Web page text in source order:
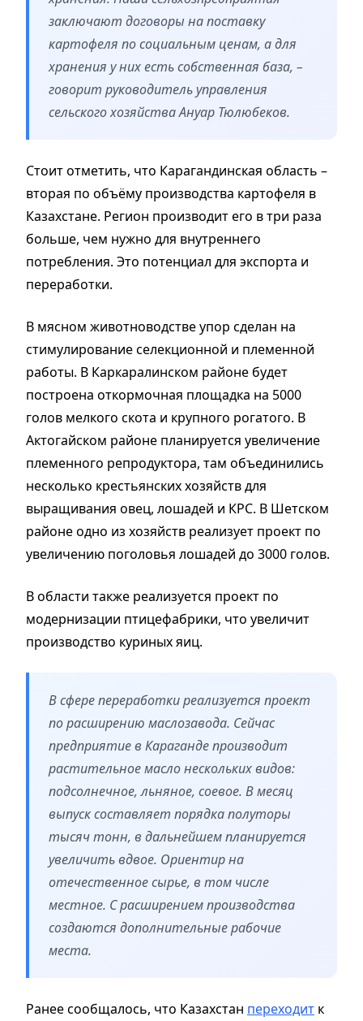
заключают договоры на поставку
картофеля по социальным ценам, а для
хранения у них есть собственная база, –
говорит руководитель управления
сельского хозяйства Ануар Тюлюбеков.
Стоит отметить, что Карагандинская область –
вторая по объёму производства картофеля в
Казахстане. Регион производит его в три раза
больше, чем нужно для внутреннего
потребления. Это потенциал для экспорта и
переработки.
В мясном животноводстве упор сделан на
стимулирование селекционной и племенной
работы. В Каркаралинском районе будет
построена откормочная площадка на 5000
голов мелкого скота и крупного рогатого. В
Актогайском районе планируется увеличение
племенного репродуктора, там объединились
несколько крестьянских хозяйств для
выращивания овец, лошадей и КРС. В Шетском
районе одно из хозяйств реализует проект по
увеличению поголовья лошадей до 3000 голов.
В области также реализуется проект по
модернизации птицефабрики, что увеличит
производство куриных яиц.
В сфере переработки реализуется проект
по расширению маслозавода. Сейчас
предприятие в Караганде производит
растительное масло нескольких видов:
подсолнечное, льняное, соевое. В месяц
выпуск составляет порядка полуторы
тысяч тонн, в дальнейшем планируется
увеличить вдвое. Ориентир на
отечественное сырье, в том числе
местное. С расширением производства
создаются дополнительные рабочие
места.
Ранее сообщалось, что Казахстан переходит к